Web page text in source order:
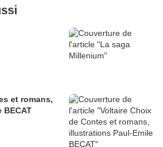
et romans,
BECAT